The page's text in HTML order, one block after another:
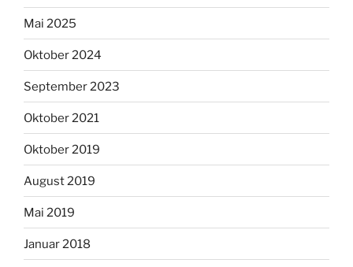
Mai 2025
Oktober 2024
September 2023
Oktober 2021
Oktober 2019
August 2019
Mai 2019
Januar 2018